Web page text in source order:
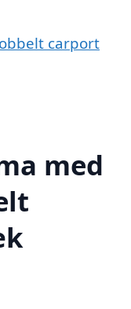
carport
med